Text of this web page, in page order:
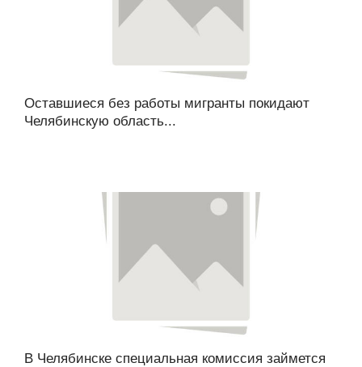
Оставшиеся без работы мигранты покидают
Челябинскую область...
В Челябинске специальная комиссия займется